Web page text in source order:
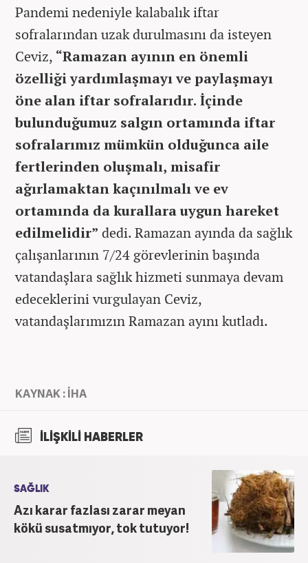
Pandemi nedeniyle kalabalık iftar
sofralarından uzak durulmasını da isteyen
Ceviz, “Ramazan ayının en önemli
özelliği yardımlaşmayı ve paylaşmayı
öne alan iftar sofralarıdır. İçinde
bulunduğumuz salgın ortamında iftar
sofralarımız mümkün olduğunca aile
fertlerinden oluşmalı, misafir
ağırlamaktan kaçınılmalı ve ev
ortamında da kurallara uygun hareket
edilmelidir” dedi. Ramazan ayında da sağlık
çalışanlarının 7/24 görevlerinin başında
vatandaşlara sağlık hizmeti sunmaya devam
edeceklerini vurgulayan Ceviz,
vatandaşlarımızın Ramazan ayını kutladı.
KAYNAK : İHA
İLİŞKİLİ HABERLER
SAĞLIK
Azı karar fazlası zarar meyan
kökü susatmıyor, tok tutuyor!